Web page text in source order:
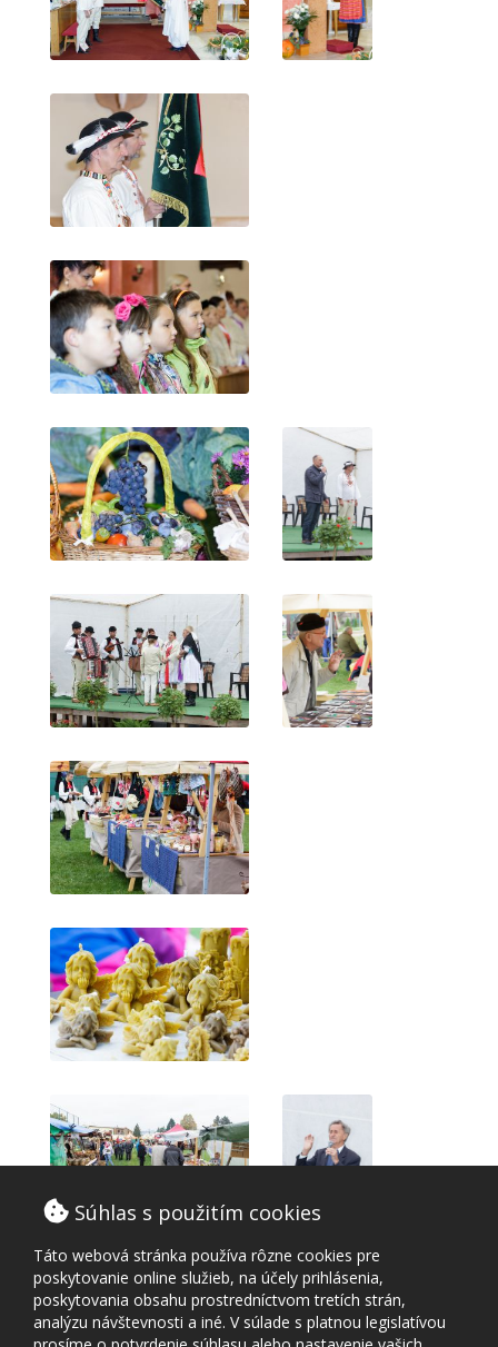
Súhlas s použitím cookies
Táto webová stránka používa rôzne cookies pre
poskytovanie online služieb, na účely prihlásenia,
poskytovania obsahu prostredníctvom tretích strán,
analýzu návštevnosti a iné. V súlade s platnou legislatívou